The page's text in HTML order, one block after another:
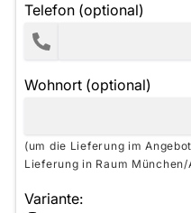
Telefon (optional)
Wohnort (optional)
(um die Lieferung im
Lieferung in Raum
Variante: